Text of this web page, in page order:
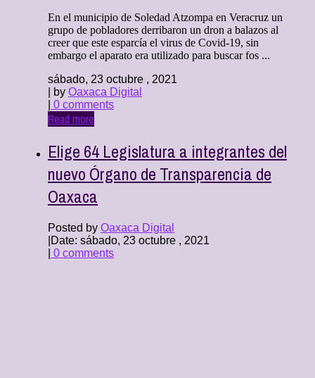
En el municipio de Soledad Atzompa en Veracruz un
grupo de pobladores derribaron un dron a balazos al
creer que este esparcía el virus de Covid-19, sin
embargo el aparato era utilizado para buscar fos ...
sábado, 23 octubre , 2021
| by Oaxaca Digital
0 comments
Read more
Elige 64 Legislatura a integrantes del
nuevo Órgano de Transparencia de
Oaxaca
Posted by Oaxaca Digital
Date: sábado, 23 octubre , 2021
0 comments